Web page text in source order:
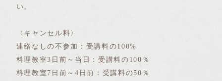
い。
〈キャンセル料〉
連絡なしの不参加：受講料の100%
料理教室3日前～当日：受講料の100％
料理教室7日前～4日前：受講料の50％